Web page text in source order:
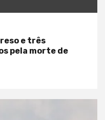
e três
pela morte de